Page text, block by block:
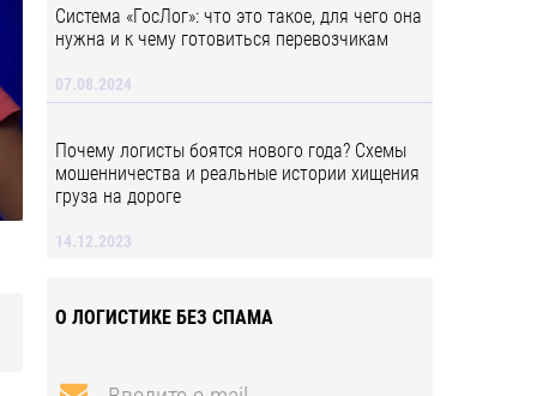
Система «ГосЛог»: что это такое, для чего она
нужна и к чему готовиться перевозчикам
07.08.2024
Почему логисты боятся нового года? Схемы
мошенничества и реальные истории хищения
груза на дороге
14.12.2023
О ЛОГИСТИКЕ БЕЗ СПАМА